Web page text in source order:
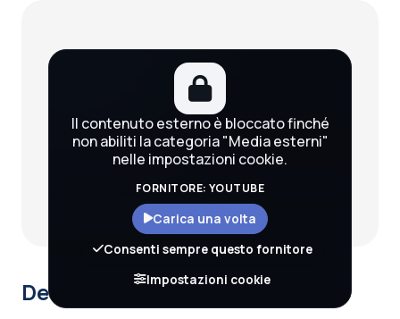
Il contenuto esterno è bloccato finché
non abiliti la categoria "Media esterni"
nelle impostazioni cookie.
FORNITORE: YOUTUBE
Carica una volta
Consenti sempre questo fornitore
Impostazioni cookie
Descrizione del corso